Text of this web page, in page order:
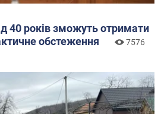
40 років зможуть отримати
обстеження
7576